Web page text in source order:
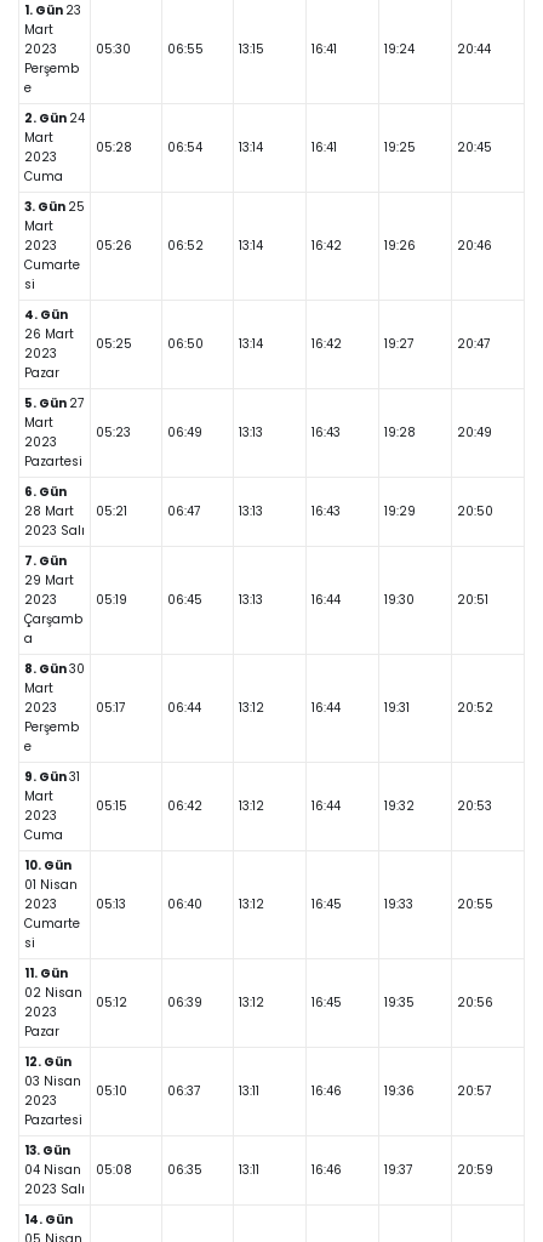
1. Gün 23
Mart
2023
Perşemb
e
05:30 06:55 13:15 16:41 19:24 20:44
2. Gün 24
Mart
2023
Cuma
05:28 06:54 13:14 16:41 19:25 20:45
3. Gün 25
Mart
2023
Cumarte
si
05:26 06:52 13:14 16:42 19:26 20:46
4. Gün
26 Mart
2023
Pazar
05:25 06:50 13:14 16:42 19:27 20:47
5. Gün 27
Mart
2023
Pazartesi
05:23 06:49 13:13 16:43 19:28 20:49
6. Gün
28 Mart
2023 Salı
05:21 06:47 13:13 16:43 19:29 20:50
7. Gün
29 Mart
2023
Çarşamb
a
05:19 06:45 13:13 16:44 19:30 20:51
8. Gün30
Mart
2023
Perşemb
e
05:17 06:44 13:12 16:44 19:31 20:52
9. Gün31
Mart
2023
Cuma
05:15 06:42 13:12 16:44 19:32 20:53
10. Gün
01 Nisan
2023
Cumarte
si
05:13 06:40 13:12 16:45 19:33 20:55
11. Gün
02 Nisan
2023
Pazar
05:12 06:39 13:12 16:45 19:35 20:56
12. Gün
03 Nisan
2023
Pazartesi
05:10 06:37 13:11 16:46 19:36 20:57
13. Gün
04 Nisan
2023 Salı
05:08 06:35 13:11 16:46 19:37 20:59
14. Gün